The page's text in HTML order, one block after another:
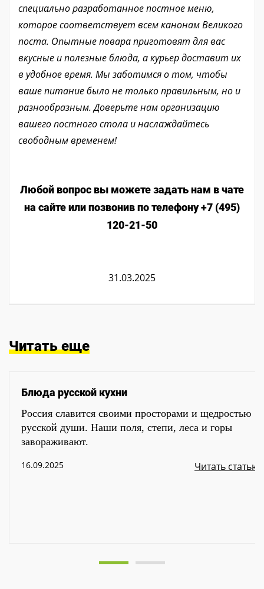
специально разработанное постное меню,
которое соответствует всем канонам Великого
поста. Опытные повара приготовят для вас
вкусные и полезные блюда, а курьер доставит их
в удобное время. Мы заботимся о том, чтобы
ваше питание было не только правильным, но и
разнообразным. Доверьте нам организацию
вашего постного стола и наслаждайтесь
свободным временем!
Любой вопрос вы можете задать нам в чате
на сайте или позвонив по телефону +7 (495)
120-21-50
31.03.2025
Читать еще
Блюда русской кухни
Россия славится своими просторами и щедростью
русской души. Наши поля, степи, леса и горы
завораживают.
16.09.2025 Читать статью